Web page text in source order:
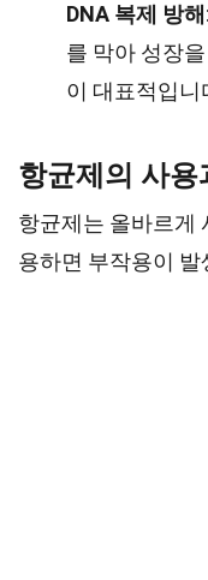
DNA 복제 방해
를 막아 성장
이 대표적입니
항균제의 사용
항균제는 올바르게
용하면 부작용이 발